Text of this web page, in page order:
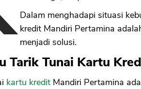
Dalam menghadapi situasi
kredit Mandiri Pertamina
menjadi solusi.
Tarik Tunai Kartu
kartu kredit Mandiri Pertamina